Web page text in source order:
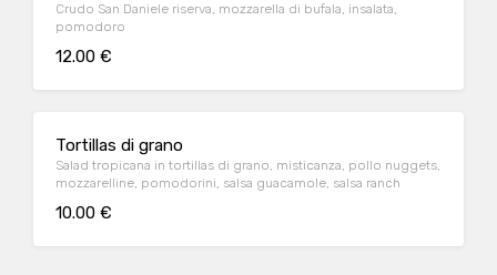
Crudo San Daniele riserva, mozzarella di bufala, insalata,
pomodoro
12.00 €
Tortillas di grano
Salad tropicana in tortillas di grano, misticanza, pollo nuggets,
mozzarelline, pomodorini, salsa guacamole, salsa ranch
10.00 €